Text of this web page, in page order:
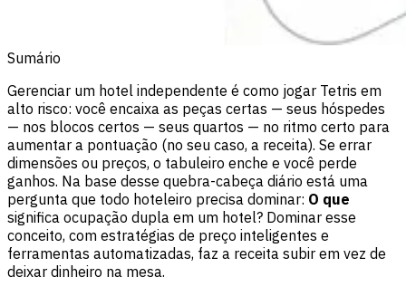
Sumário
Gerenciar um hotel independente é como jogar Tetris em
alto risco: você encaixa as peças certas — seus hóspedes
— nos blocos certos — seus quartos — no ritmo certo para
aumentar a pontuação (no seu caso, a receita). Se errar
dimensões ou preços, o tabuleiro enche e você perde
ganhos. Na base desse quebra-cabeça diário está uma
pergunta que todo hoteleiro precisa dominar: O que
significa ocupação dupla em um hotel? Dominar esse
conceito, com estratégias de preço inteligentes e
ferramentas automatizadas, faz a receita subir em vez de
deixar dinheiro na mesa.